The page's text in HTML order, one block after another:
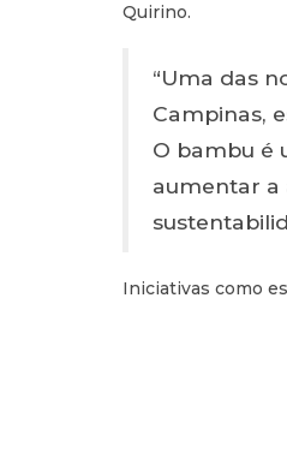
Quirino.
“Uma das
Campinas,
O bambu é
aumentar a
Iniciativas como